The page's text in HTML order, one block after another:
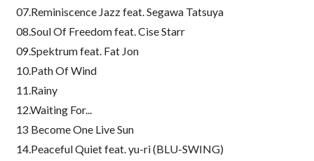
07.Reminiscence Jazz feat. Segawa Tatsuya
08.Soul Of Freedom feat. Cise Starr
09.Spektrum feat. Fat Jon
10.Path Of Wind
11.Rainy
12.Waiting For...
13 Become One Live Sun
14.Peaceful Quiet feat. yu-ri (BLU-SWING)